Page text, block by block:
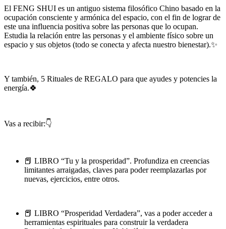
El FENG SHUI es un antiguo sistema filosófico Chino basado en la
ocupación consciente y armónica del espacio, con el fin de lograr de
este una influencia positiva sobre las personas que lo ocupan.
Estudia la relación entre las personas y el ambiente físico sobre un
espacio y sus objetos (todo se conecta y afecta nuestro bienestar).✨
Y también, 5 Rituales de REGALO para que ayudes y potencies la
energía.🍀
Vas a recibir:👇
📕 LIBRO “Tu y la prosperidad”. Profundiza en creencias
limitantes arraigadas, claves para poder reemplazarlas por
nuevas, ejercicios, entre otros.
📕 LIBRO “Prosperidad Verdadera”, vas a poder acceder a
herramientas espirituales para construir la verdadera